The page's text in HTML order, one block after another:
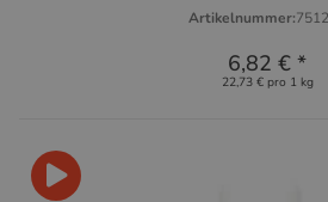
Artikelnummer:
6,82 € *
22,73 € pro 1 kg